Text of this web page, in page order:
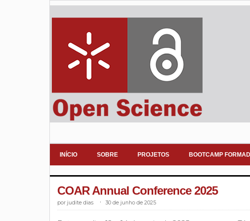
INÍCIO SOBRE PROJETOS BOOTCAMP
COAR Annual Conference 2025
judite dias 30 de junho de 2025